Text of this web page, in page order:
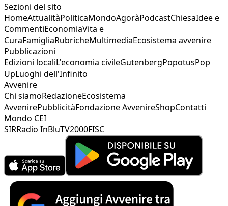
Sezioni del sito
HomeAttualitàPoliticaMondoAgoràPodcastChiesaIdee e
CommentiEconomiaVita e
CuraFamigliaRubricheMultimediaEcosistema avvenire
Pubblicazioni
Edizioni localiL'economia civileGutenbergPopotusPop
UpLuoghi dell'Infinito
Avvenire
Chi siamoRedazioneEcosistema
AvvenirePubblicitàFondazione AvvenireShopContatti
Mondo CEI
SIRRadio InBluTV2000FISC